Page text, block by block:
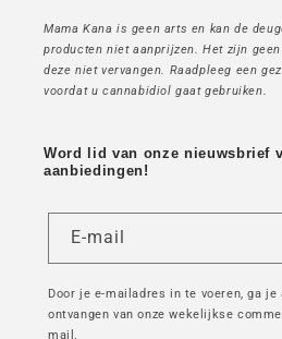
Mama Kana is geen arts en kan de
producten niet aanprijzen. Het zijn
deze niet vervangen. Raadpleeg een
voordat u cannabidiol gaat gebruiken.
Word lid van onze nieuwsbrief
aanbiedingen!
E-mail
Door je e-mailadres in te voeren, ga
ontvangen van onze wekelijkse
mail.